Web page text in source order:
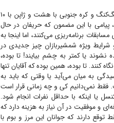
در خبر‌ها آمده بود استرالیا و چین با یک، قزاقستان و عربستان با چهار، هنگ‌کنگ و کره جنوبی با هشت و ژاپن با ۱۰
با این مضمون که حریفان در حال
برنامه‌ریزی می‌کنند، اما اینجا به
ویژه شمشیربازان چیز جدیدی در
نشوند یا کمتر به چشم بیایند! تا بوده،
کنند. تا بوده، همین بوده که آقایان تنها
به میان می‌آید یا وقتی که باید به
فقط نمی‌دانیم کی و چه زمانی قرار است
یا اینکه با حداقل نفرات انجام شود.
و موفقیت در آن نیاز به هزینه دارد که
توقع دارند که جوانان این مرز و بوم با